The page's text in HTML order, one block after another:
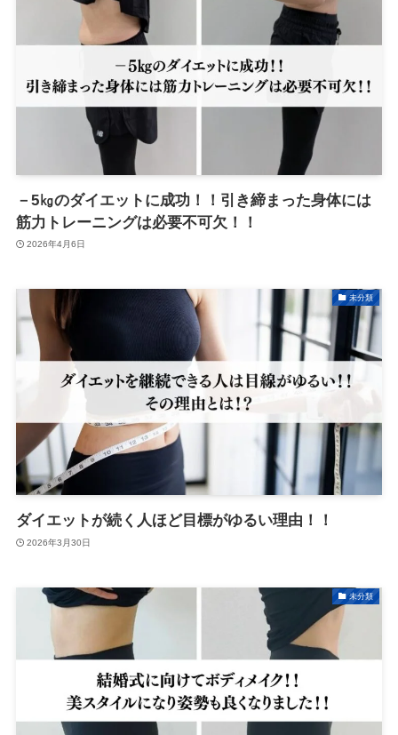
－5㎏のダイエットに成功！！引き締まった身体には
筋力トレーニングは必要不可欠！！
2026年4月6日
未分類
ダイエットが続く人ほど目標がゆるい理由！！
2026年3月30日
未分類